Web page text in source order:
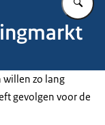
willen zo lang
gevolgen voor de